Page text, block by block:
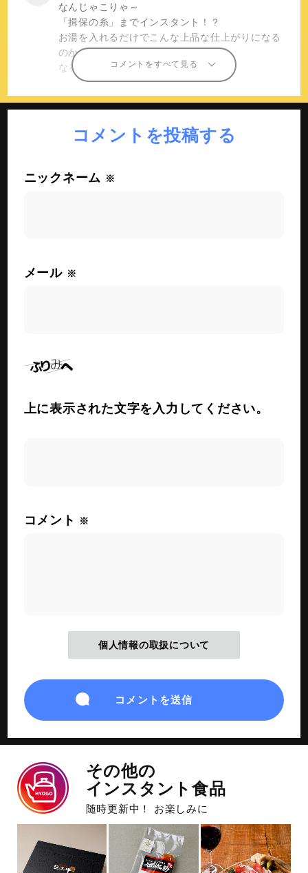
コメントをすべて見る
なんじゃこりゃ～
「揖保の糸」までインスタント！？
お湯を入れるだけでこんな上品な仕上がりになる
のか。
なるほど、値段も上品な感じでした。
コメントを投稿する
ニックネーム ※
メール ※
上に表示された文字を入力してください。
コメント ※
個人情報の取扱について
その他の
インスタント食品
随時更新中！ お楽しみに